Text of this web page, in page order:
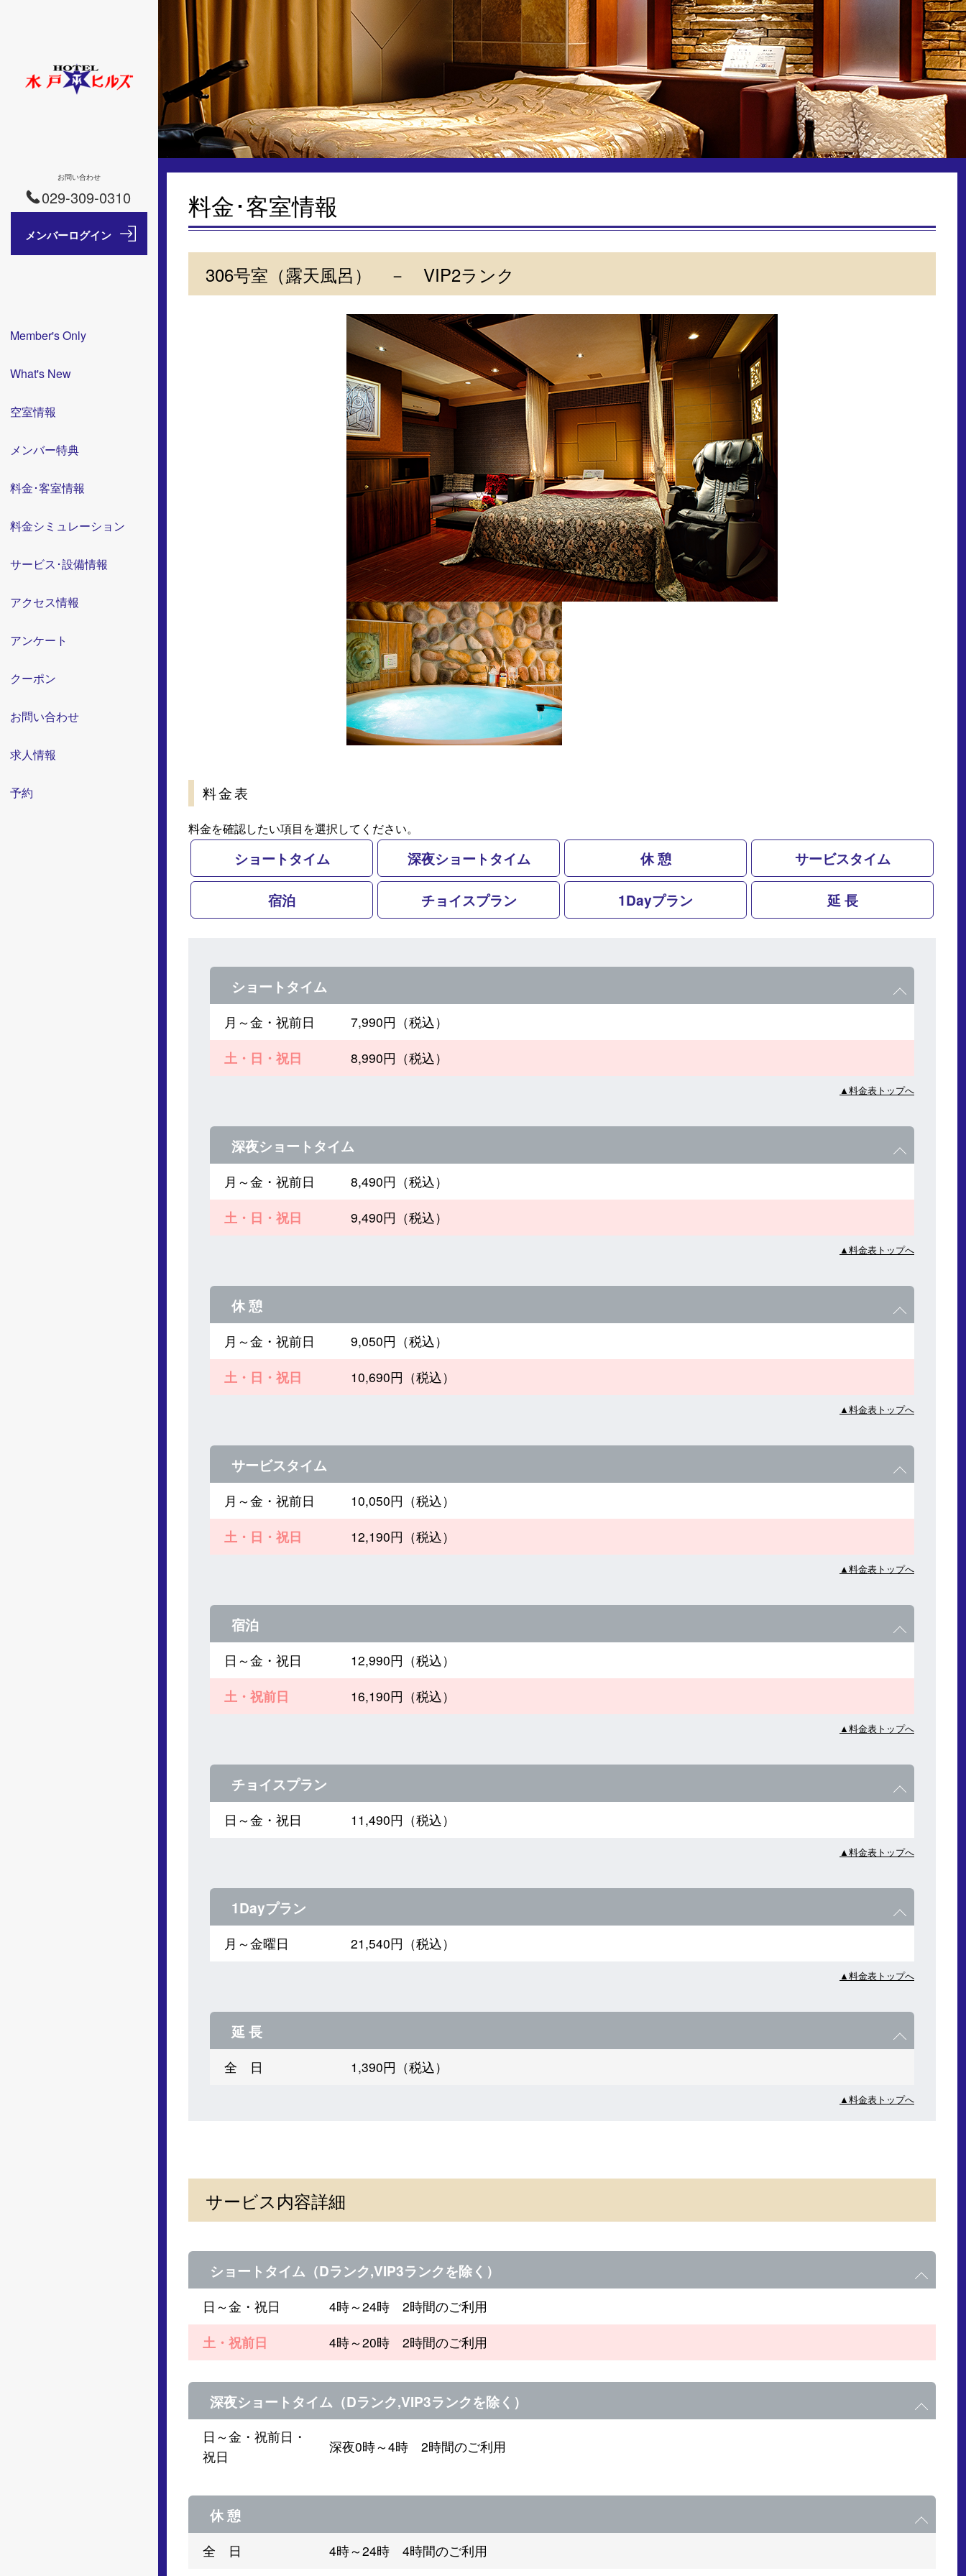
お問い合わせ
029-309-0310
Member's Only
What's New
空室情報
メンバー特典
料金･客室情報
料金シミュレーション
サービス･設備情報
アクセス情報
アンケート
クーポン
お問い合わせ
求人情報
予約
料金･客室情報
306号室（露天風呂） － VIP2ランク
料金表
料金を確認したい項目を選択してください。
ショートタイム 深夜ショートタイム 休 憩 サービスタイム
宿泊 チョイスプラン 1Dayプラン 延 長
ショートタイム
月～金・祝前日
7,990円（税込）
土・日・祝日
8,990円（税込）
▲料金表トップへ
深夜ショートタイム
月～金・祝前日
8,490円（税込）
土・日・祝日
9,490円（税込）
▲料金表トップへ
休 憩
月～金・祝前日
9,050円（税込）
土・日・祝日
10,690円（税込）
▲料金表トップへ
サービスタイム
月～金・祝前日
10,050円（税込）
土・日・祝日
12,190円（税込）
▲料金表トップへ
宿泊
日～金・祝日
12,990円（税込）
土・祝前日
16,190円（税込）
▲料金表トップへ
チョイスプラン
日～金・祝日 11,490円（税込）
▲料金表トップへ
1Dayプラン
月～金曜日 21,540円（税込）
▲料金表トップへ
延 長
全 日 1,390円（税込）
▲料金表トップへ
サービス内容詳細
ショートタイム（Dランク,VIP3ランクを除く）
日～金・祝日
4時～24時 2時間のご利用
土・祝前日
4時～20時 2時間のご利用
深夜ショートタイム（Dランク,VIP3ランクを除く）
日～金・祝前日・
祝日
深夜0時～4時 2時間のご利用
休 憩
全 日 4時～24時 4時間のご利用